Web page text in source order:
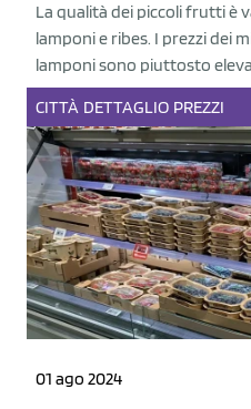
La qualità dei piccoli frutti è
lamponi e ribes. I prezzi dei
lamponi sono piuttosto
CITTÀ DETTAGLIO PREZZI
01 ago 2024